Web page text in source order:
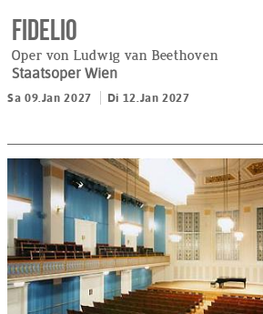
Fidelio
Oper von Ludwig van Beethoven
Staatsoper Wien
Sa 09.Jan 2027
Di 12.Jan 2027